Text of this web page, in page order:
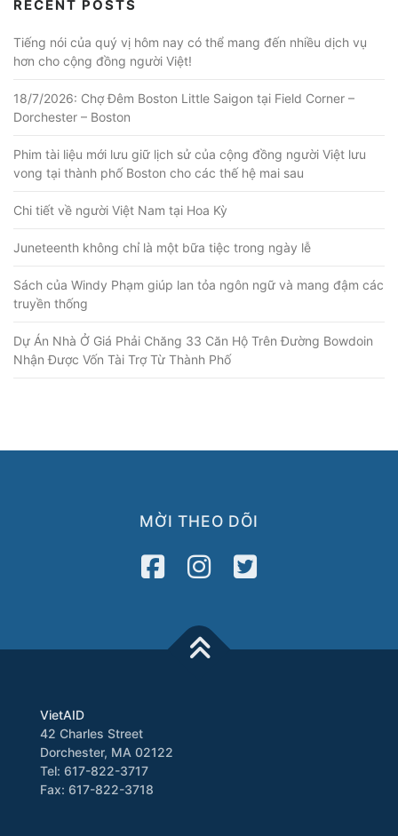
RECENT POSTS
Tiếng nói của quý vị hôm nay có thể mang đến nhiều dịch vụ
hơn cho cộng đồng người Việt!
18/7/2026: Chợ Đêm Boston Little Saigon tại Field Corner –
Dorchester – Boston
Phim tài liệu mới lưu giữ lịch sử của cộng đồng người Việt lưu
vong tại thành phố Boston cho các thế hệ mai sau
Chi tiết về người Việt Nam tại Hoa Kỳ
Juneteenth không chỉ là một bữa tiệc trong ngày lễ
Sách của Windy Phạm giúp lan tỏa ngôn ngữ và mang đậm các
truyền thống
Dự Án Nhà Ở Giá Phải Chăng 33 Căn Hộ Trên Đường Bowdoin
Nhận Được Vốn Tài Trợ Từ Thành Phố
MỜI THEO DÕI
VietAID
42 Charles Street
Dorchester, MA 02122
Tel: 617-822-3717
Fax: 617-822-3718